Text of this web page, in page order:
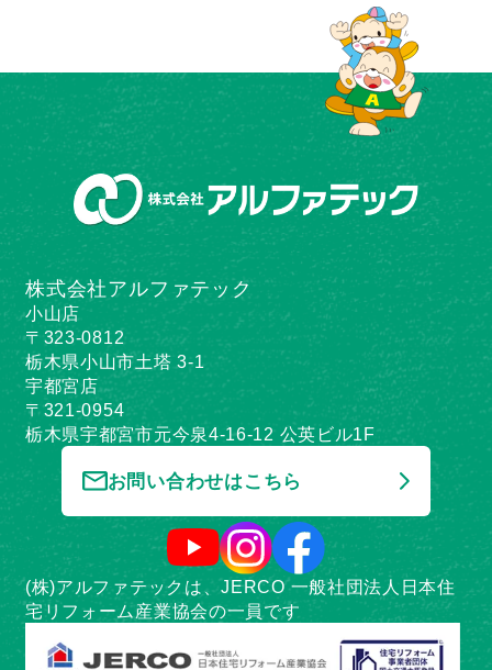
株式会社アルファテック
小山店
〒323-0812
栃木県小山市土塔 3-1
宇都宮店
〒321-0954
栃木県宇都宮市元今泉4-16-12 公英ビル1F
お問い合わせはこちら
(株)アルファテックは、JERCO 一般社団法人日本住
宅リフォーム産業協会の一員です